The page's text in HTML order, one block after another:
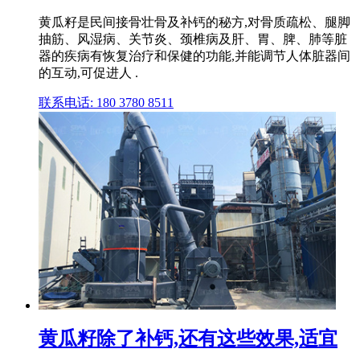
黄瓜籽是民间接骨壮骨及补钙的秘方,对骨质疏松、腿脚
抽筋、风湿病、关节炎、颈椎病及肝、胃、脾、肺等脏
器的疾病有恢复治疗和保健的功能,并能调节人体脏器间
的互动,可促进人 .
联系电话: 180 3780 8511
黄瓜籽除了补钙,还有这些效果,适宜